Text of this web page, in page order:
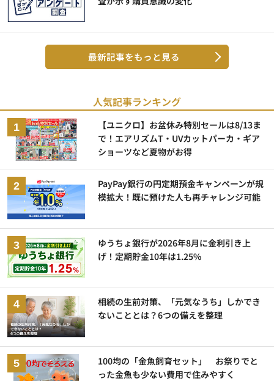
最新記事をもっと見る
人気記事ランキング
【ユニクロ】お盆休み特別セールは8/13ま
で！エアリズムT・UVカットパーカ・ギア
ショーツなど夏物がお得
PayPay銀行の円定期預金キャンペーンが規
模拡大！既に預けた人も再チャレンジ可能
ゆうちょ銀行が2026年8月に金利引き上
げ！定期貯金10年は1.25%
相続の生前対策、「元気なうち」しかでき
ないこととは？6つの備えを整理
100均の「金魚飼育セット」 お祭りでと
った金魚も少ない費用で住みやすく